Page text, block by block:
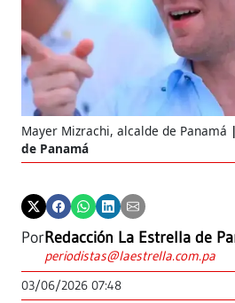
Mayer Mizrachi, alcalde de Panamá
de Panamá
PorRedacción La Estrella de
periodistas@laestrella.com.pa
03/06/2026 07:48